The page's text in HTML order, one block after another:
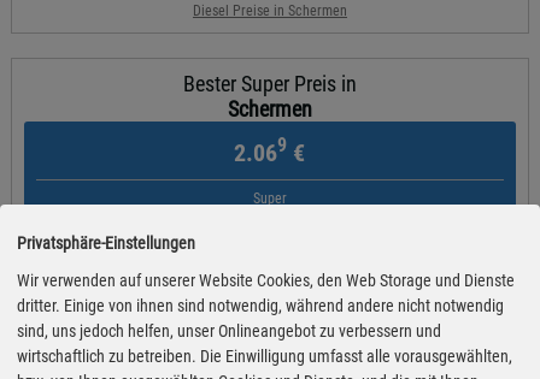
Diesel Preise in Schermen
Bester Super Preis in
Schermen
2.069 €
Super
HEM
Berliner Str. a 21
Super Preise in Schermen
Privatsphäre-Einstellungen
Wir verwenden auf unserer Website Cookies, den Web Storage und Dienste
dritter. Einige von ihnen sind notwendig, während andere nicht notwendig
sind, uns jedoch helfen, unser Onlineangebot zu verbessern und
wirtschaftlich zu betreiben. Die Einwilligung umfasst alle vorausgewählten,